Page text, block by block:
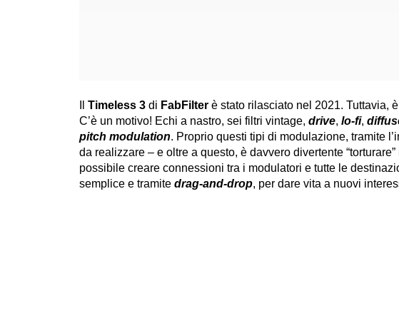
Timeless 3 di FabFilter è stato rilasciato nel 2021. Tuttavia,
C’è un motivo! Echi a nastro, sei filtri vintage, drive, lo-fi,
pitch modulation. Proprio questi tipi di modulazione, tramite
da realizzare – e oltre a questo, è davvero divertente
possibile creare connessioni tra i modulatori e tutte le
semplice e tramite drag-and-drop, per dare vita a nuovi